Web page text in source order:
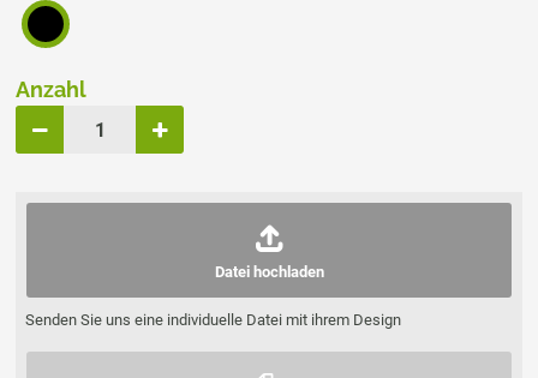
Anzahl
Datei hochladen
Senden Sie uns eine individuelle Datei mit ihrem Design